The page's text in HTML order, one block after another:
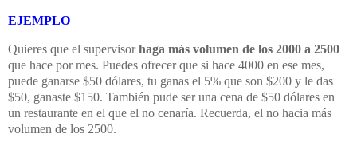
EJEMPLO
Quieres que el supervisorhaga más volumen de los 2000 a 2500
que hace por mes. Puedes ofrecer que si hace 4000 en ese mes,
puede ganarse $50 dólares, tu ganas el 5% que son $200 y le das
$50, ganaste $150. También pude ser una cena de $50 dólares en
un restaurante en el que el no cenaría. Recuerda, el no hacia más
volumen de los 2500.